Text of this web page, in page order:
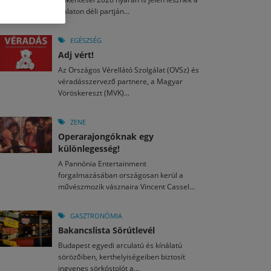
2026. JÚL. 15.
nézők 10 kedvenc filmje 2026 első félévében
2026. JÚL. 3.
án hozzánk is megérkezik a Rocktábor
2026. JÚL. 28.
Fesztivál 2026
2026. JÚL. 26.
egy mese: 30 napos mesekihívást indít a Libri
2026. MÁJ. 11.
László kapta az Artisjus Irodalmi Nagydíjat
Balaton déli partján...
EGÉSZSÉG
Adj vért!
Az Országos Vérellátó Szolgálat (OVSz) és
véradásszervező partnere, a Magyar
Vöröskereszt (MVK)...
ZENE
Operarajongóknak egy
különlegesség!
A Pannónia Entertainment
forgalmazásában országosan kerül a
művészmozik vásznaira Vincent Cassel...
GASZTRONÓMIA
Bakancslista Sörútlevél
Budapest egyedi arculatú és kínálatú
sörözőiben, kerthelyiségeiben biztosít
ingyenes sörkóstolót a...